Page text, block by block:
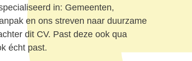
in: Gemeenten,
en ons streven naar duurzame
dit CV. Past deze ook qua
écht past.